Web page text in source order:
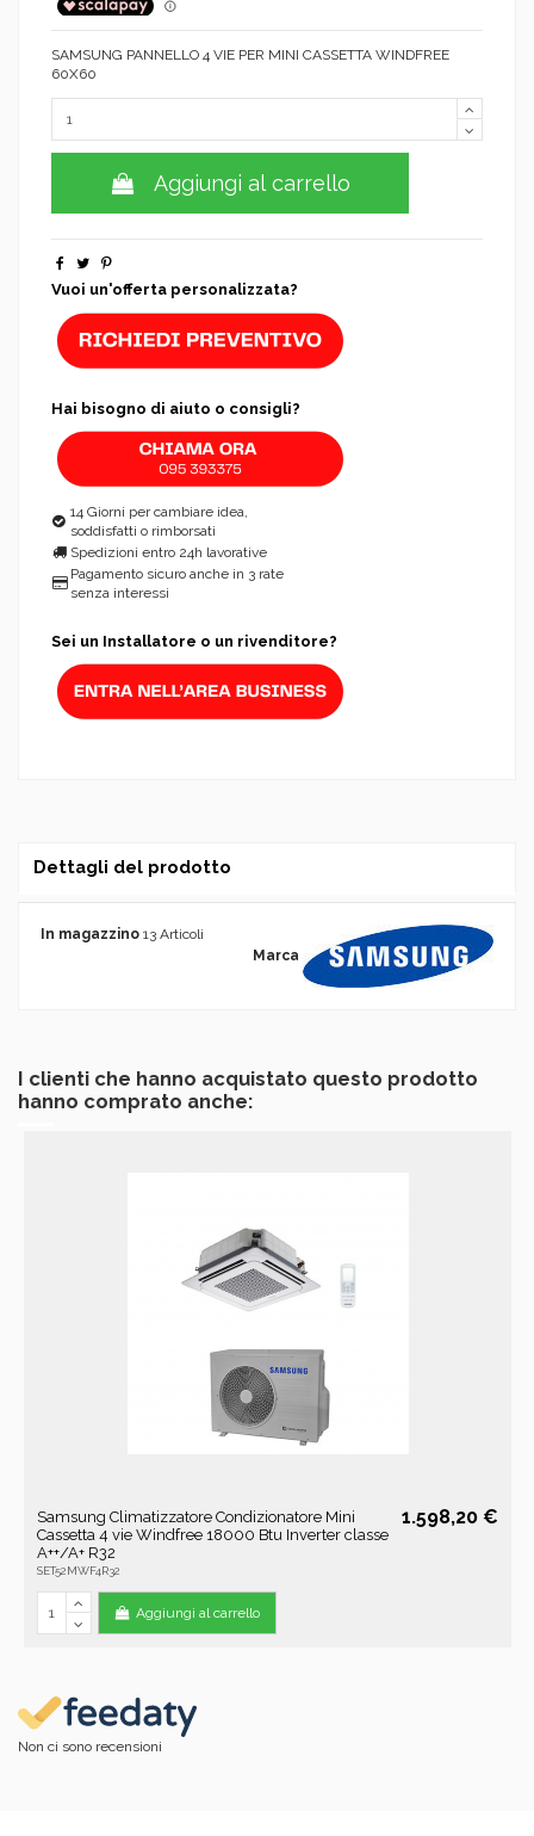
SAMSUNG PANNELLO 4 VIE PER MINI CASSETTA WINDFREE
60X60
Aggiungi al carrello
Vuoi un'offerta personalizzata?
Hai bisogno di aiuto o consigli?
14 Giorni per cambiare idea,
soddisfatti o rimborsati
Spedizioni entro 24h lavorative
Pagamento sicuro anche in 3 rate
senza interessi
Sei un Installatore o un rivenditore?
Dettagli del prodotto
Marca
In magazzino 13 Articoli
I clienti che hanno acquistato questo prodotto
hanno comprato anche:
Samsung Climatizzatore Condizionatore Mini
Cassetta 4 vie Windfree 18000 Btu Inverter classe
A++/A+ R32
SET52MWF4R32
1.598,20 €
Aggiungi al carrello
Non ci sono recensioni